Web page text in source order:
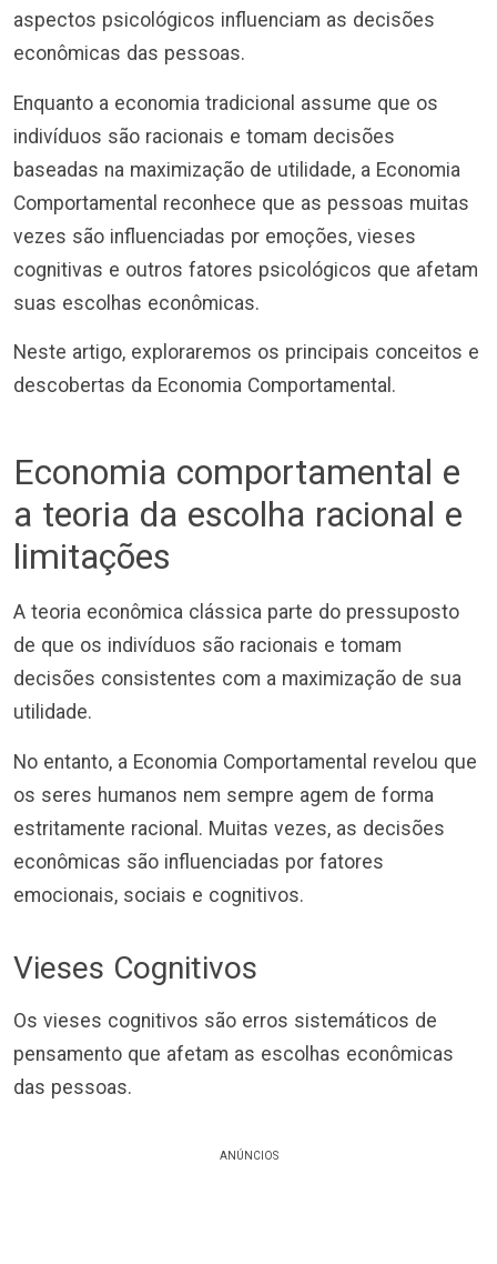
aspectos psicológicos influenciam as decisões
econômicas das pessoas.
Enquanto a economia tradicional assume que os
indivíduos são racionais e tomam decisões
baseadas na maximização de utilidade, a Economia
Comportamental reconhece que as pessoas muitas
vezes são influenciadas por emoções, vieses
cognitivas e outros fatores psicológicos que afetam
suas escolhas econômicas.
Neste artigo, exploraremos os principais conceitos e
descobertas da Economia Comportamental.
Economia comportamental e
a teoria da escolha racional e
limitações
A teoria econômica clássica parte do pressuposto
de que os indivíduos são racionais e tomam
decisões consistentes com a maximização de sua
utilidade.
No entanto, a Economia Comportamental revelou que
os seres humanos nem sempre agem de forma
estritamente racional. Muitas vezes, as decisões
econômicas são influenciadas por fatores
emocionais, sociais e cognitivos.
Vieses Cognitivos
Os vieses cognitivos são erros sistemáticos de
pensamento que afetam as escolhas econômicas
das pessoas.
ANÚNCIOS